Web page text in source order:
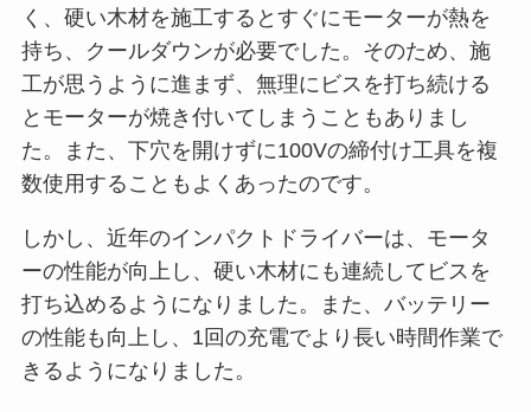
く、硬い木材を施工するとすぐにモーターが熱を
持ち、クールダウンが必要でした。そのため、施
工が思うように進まず、無理にビスを打ち続ける
とモーターが焼き付いてしまうこともありまし
た。また、下穴を開けずに100Vの締付け工具を複
数使用することもよくあったのです。
しかし、近年のインパクトドライバーは、モータ
ーの性能が向上し、硬い木材にも連続してビスを
打ち込めるようになりました。また、バッテリー
の性能も向上し、1回の充電でより長い時間作業で
きるようになりました。